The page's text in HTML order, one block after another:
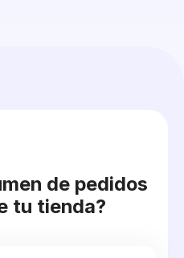
de pedidos
tu tienda?